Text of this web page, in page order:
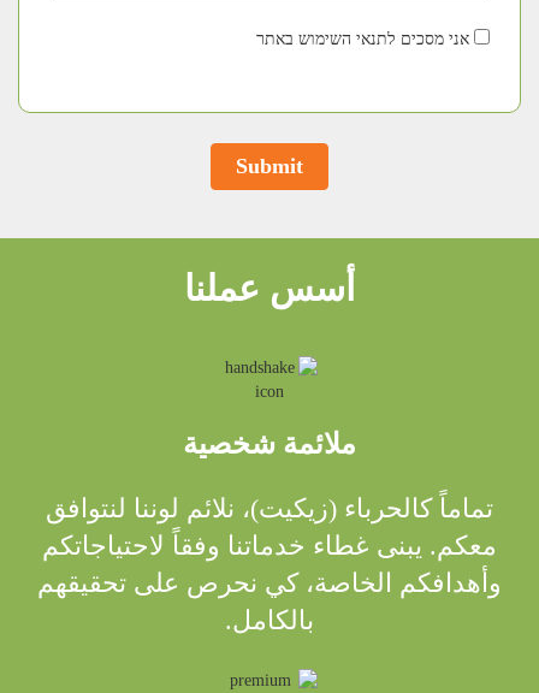
אני מסכים לתנאי השימוש באתר
Submit
أسس عملنا
ملائمة شخصية
تماماً كالحرباء (زيكيت)، نلائم لوننا لنتوافق
معكم. يبنى غطاء خدماتنا وفقاً لاحتياجاتكم
وأهدافكم الخاصة، كي نحرص على تحقيقهم
بالكامل.